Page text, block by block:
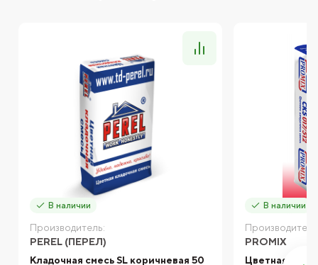
В наличии
Производитель:
PEREL (ПЕРЕЛ)
Кладочная смесь SL коричневая 50
В наличии
PROMIX
Цветная